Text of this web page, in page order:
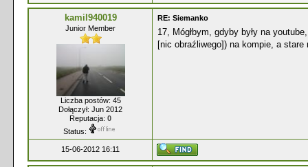
kamil940019
Junior Member
Liczba postów: 45
Dołączył: Jun 2012
Reputacja: 0
Status:
RE: Siemanko
17, Mógłbym, gdyby były na
[nic obraźliwego]) na kompie, a
15-06-2012 16:11